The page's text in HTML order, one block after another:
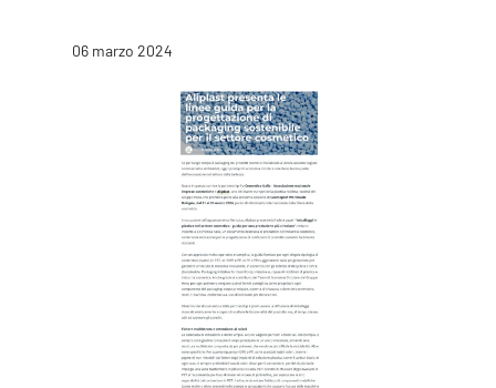
06 marzo 2024